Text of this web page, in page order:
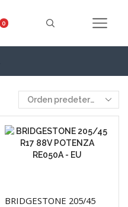
0
BRIDGESTONE 205/45